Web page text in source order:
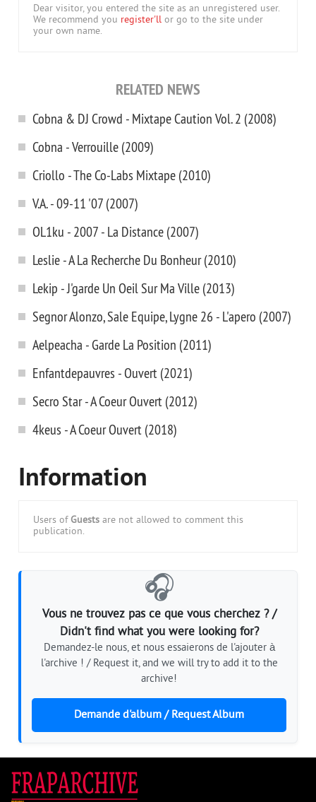
Dear visitor, you entered the site as an unregistered user.
We recommend you register'll or go to the site under
your own name.
RELATED NEWS
Cobna & DJ Crowd - Mixtape Caution Vol. 2 (2008)
Cobna - Verrouille (2009)
Criollo - The Co-Labs Mixtape (2010)
V.A. - 09-11 '07 (2007)
OL1ku - 2007 - La Distance (2007)
Leslie - A La Recherche Du Bonheur (2010)
Lekip - J'garde Un Oeil Sur Ma Ville (2013)
Segnor Alonzo, Sale Equipe, Lygne 26 - L'apero (2007)
Aelpeacha - Garde La Position (2011)
Enfantdepauvres - Ouvert (2021)
Secro Star - A Coeur Ouvert (2012)
4keus - A Coeur Ouvert (2018)
Information
Users of Guests are not allowed to comment this
publication.
🎧
Vous ne trouvez pas ce que vous cherchez ? /
Didn't find what you were looking for?
Demandez-le nous, et nous essaierons de l'ajouter à
l'archive ! / Request it, and we will try to add it to the
archive!
Demande d'album / Request Album